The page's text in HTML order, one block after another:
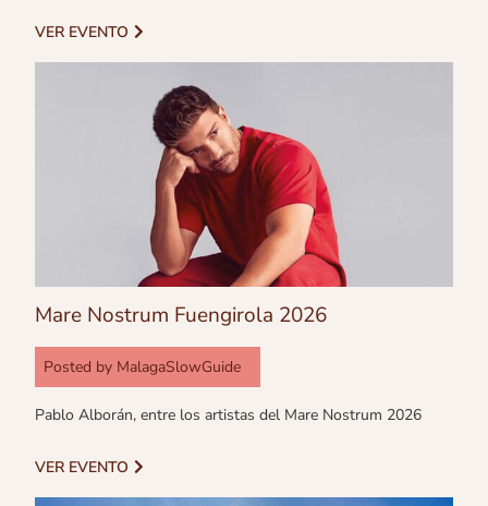
VER EVENTO
Mare Nostrum Fuengirola 2026
Posted by MalagaSlowGuide
Pablo Alborán, entre los artistas del Mare Nostrum 2026
VER EVENTO